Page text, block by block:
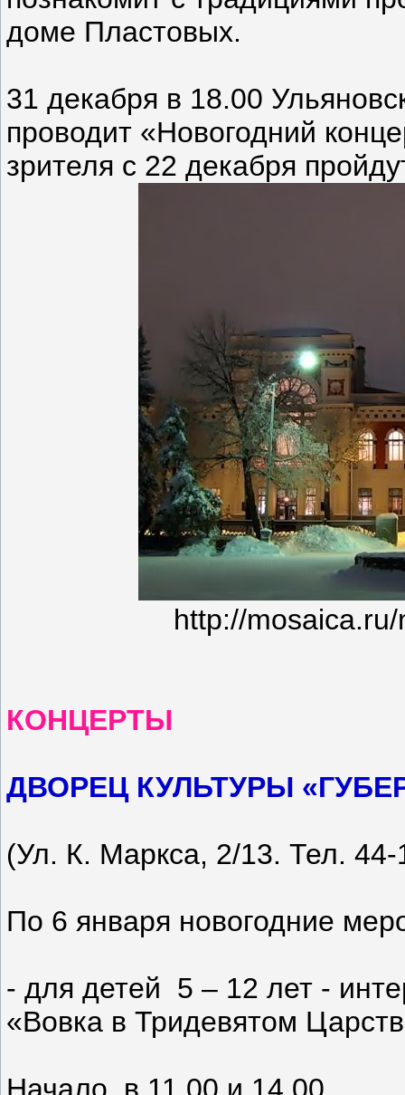
доме Пластовых.
31 декабря в 18.00
проводит «Новогодний
зрителя с 22 декабря
http://
КОНЦЕРТЫ
ДВОРЕЦ КУЛЬТУРЫ
(Ул. К. Маркса, 2/13. Тел. 44-
По 6 января новогодние
- для детей 5 – 12 лет -
«Вовка в Тридевятом